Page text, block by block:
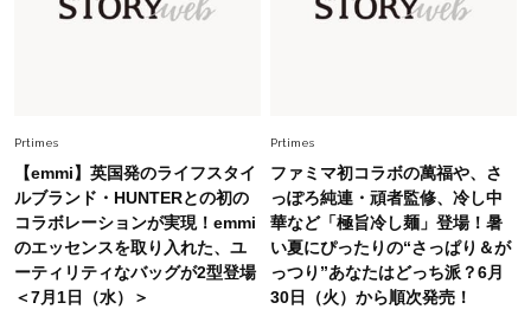
Prtimes
【emmi】英国発のライフスタイ
ルブランド・HUNTERとの初の
コラボレーションが実現！emmi
のエッセンスを取り入れた、ユ
ーティリティなバッグが2型登場
＜7月1日（水）＞
Prtimes
ファミマ初コラボの萬福や、さ
っぽろ純連・頑者監修、冷し中
華など「極旨冷し麺」登場！暑
い夏にぴったりの“さっぱり＆が
っつり”あなたはどっち派？6月
30日（火）から順次発売！